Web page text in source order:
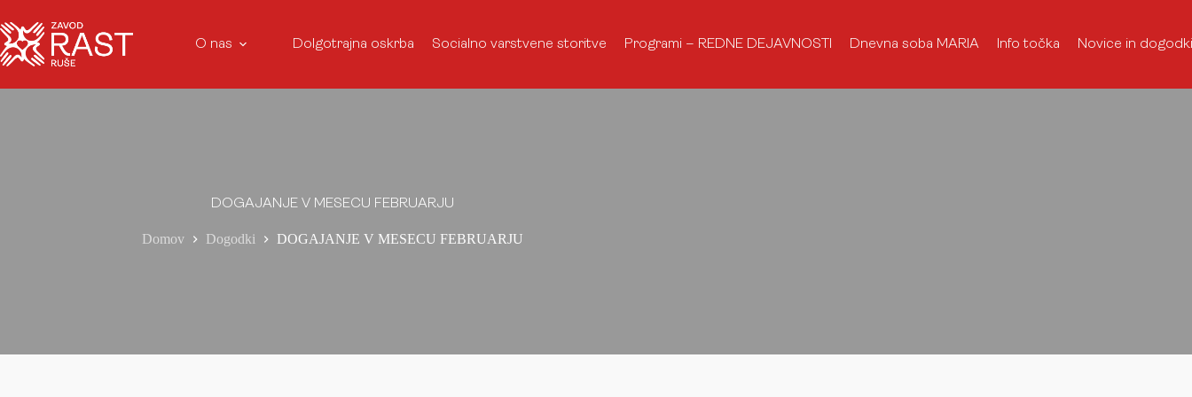
O nas Dolgotrajna oskrba Socialno varstvene storitve Programi – REDNE DEJAVNOSTI Dnevna soba MARIA Info točka Novice in
DOGAJANJE V MESECU FEBRUARJU
Domov Dogodki DOGAJANJE V MESECU FEBRUARJU